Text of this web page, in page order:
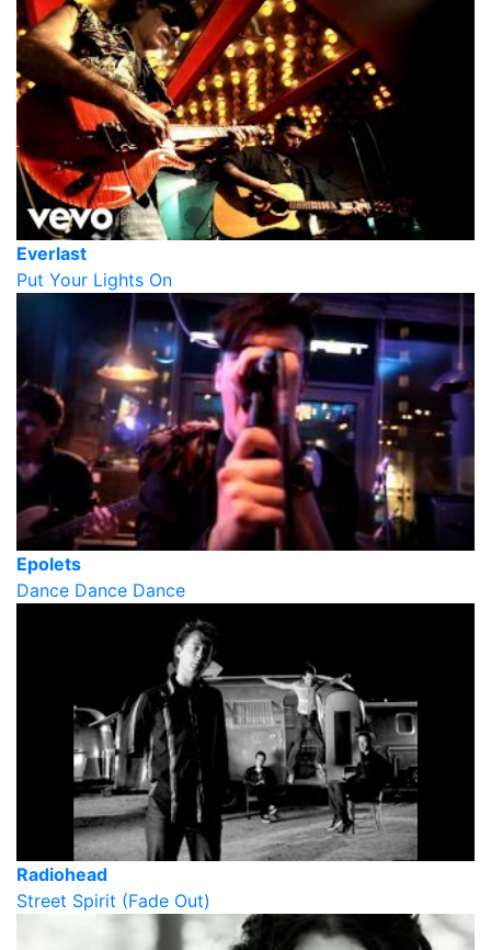
Everlast
Put Your Lights On
Epolets
Dance Dance Dance
Radiohead
Street Spirit (Fade Out)